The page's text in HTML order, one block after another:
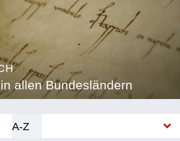
allen Bundesländern
A-Z